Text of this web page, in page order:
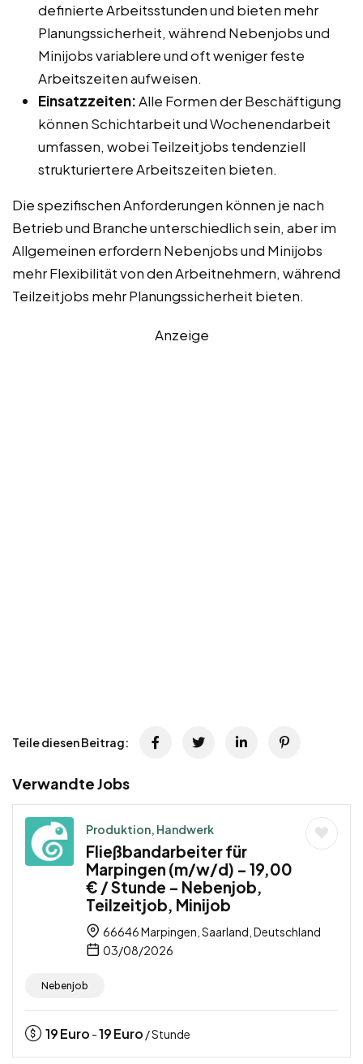
definierte Arbeitsstunden und bieten mehr
Planungssicherheit, während Nebenjobs und
Minijobs variablere und oft weniger feste
Arbeitszeiten aufweisen.
Einsatzzeiten:Alle Formen der Beschäftigung
können Schichtarbeit und Wochenendarbeit
umfassen, wobei Teilzeitjobs tendenziell
strukturiertere Arbeitszeiten bieten.
Die spezifischen Anforderungen können je nach
Betrieb und Branche unterschiedlich sein, aber im
Allgemeinen erfordern Nebenjobs und Minijobs
mehr Flexibilität von den Arbeitnehmern, während
Teilzeitjobs mehr Planungssicherheit bieten.
Anzeige
Teile diesen Beitrag:
Verwandte Jobs
Produktion, Handwerk
Fließbandarbeiter für
Marpingen (m/w/d) – 19,00
€ / Stunde – Nebenjob,
Teilzeitjob, Minijob
66646 Marpingen, Saarland, Deutschland
03/08/2026
Nebenjob
19Euro -19Euro / Stunde